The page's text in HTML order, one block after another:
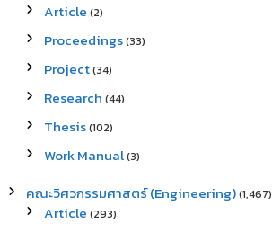
Article (2)
Proceedings(33)
Project(34)
Research (44)
Thesis(102)
Work Manual(3)
คณะวิศวกรรมศาสตร์ (Engineering)(1,467)
Article (293)